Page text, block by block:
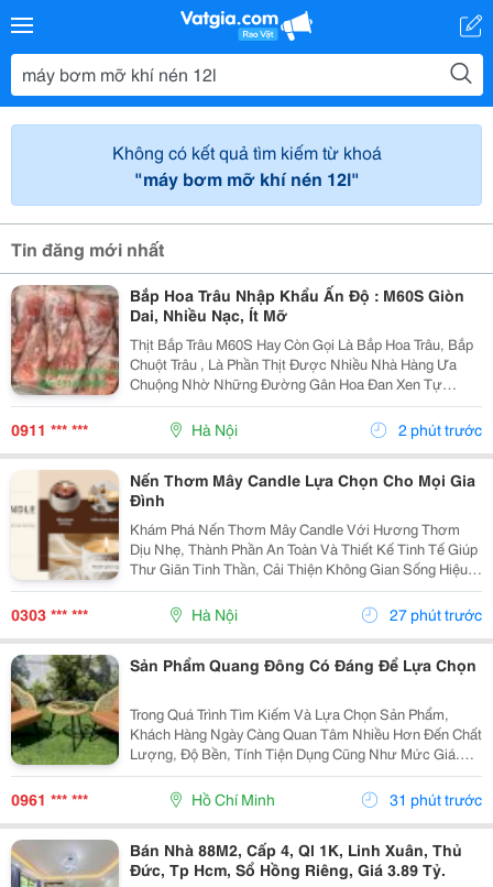
Không có kết quả tìm kiếm từ khoá
"máy bơm mỡ khí nén 12l"
Tin đăng mới nhất
Bắp Hoa Trâu Nhập Khẩu Ấn Độ : M60S Giòn
Dai, Nhiều Nạc, Ít Mỡ
Thịt Bắp Trâu M60S Hay Còn Gọi Là Bắp Hoa Trâu, Bắp
Chuột Trâu , Là Phần Thịt Được Nhiều Nhà Hàng Ưa
Chuộng Nhờ Những Đường Gân Hoa Đan Xen Tự
Nhiên Trong Thớ Thịt . Khi Chế Biến, Phần Thịt Săn
Chắc, Ngọt Đậm, Kết Hợp Cùng Độ Giòn Dai Sần Sật
Của Gân...
0911 *** *** Hà Nội 2 phút trước
Nến Thơm Mây Candle Lựa Chọn Cho Mọi Gia
Đình
Khám Phá Nến Thơm Mây Candle Với Hương Thơm
Dịu Nhẹ, Thành Phần An Toàn Và Thiết Kế Tinh Tế Giúp
Thư Giãn Tinh Thần, Cải Thiện Không Gian Sống Hiệu
Quả. Nến Thơm Mây Candle &Ndash; Giải Pháp Thư
Giãn Cho Cuộc Sống Hiện Đại Trong Cuộc Sống Hiện...
0303 *** *** Hà Nội 27 phút trước
Sản Phẩm Quang Đông Có Đáng Để Lựa Chọn
Trong Quá Trình Tìm Kiếm Và Lựa Chọn Sản Phẩm,
Khách Hàng Ngày Càng Quan Tâm Nhiều Hơn Đến Chất
Lượng, Độ Bền, Tính Tiện Dụng Cũng Như Mức Giá.
Thay Vì Chỉ Dựa Vào Quảng Cáo Hoặc Thông Tin Từ
Người Bán, Nhiều Người Có Xu Hướng Tìm Hiểu Thêm
Thông Tin...
0961 *** *** Hồ Chí Minh 31 phút trước
Bán Nhà 88M2, Cấp 4, Ql 1K, Linh Xuân, Thủ
Đức, Tp Hcm, Sổ Hồng Riêng, Giá 3.89 Tỷ.